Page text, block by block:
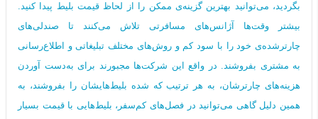
بگردید، می‌توانید بهترین گزینه‌ی ممکن را از لحاظ قیمت بلیط پیدا کنید.
بیشتر وقت‌ها آژانس‌های مسافرتی تلاش می‌کنند تا صندلی‌های
چارترشده‌ی خود را با سود کم و روش‌های مختلف تبلیغاتی و اطلاع‌رسانی
به مشتری بفروشند. در واقع این شرکت‌ها مجبورند برای به‌دست آوردن
هزینه‌های چارترشان، به هر ترتیب که شده بلیط‌هایشان را بفروشند، به
همین دلیل گاهی می‌توانید در فصل‌های کم‌سفر، بلیط‌هایی با قیمت‌ بسیار